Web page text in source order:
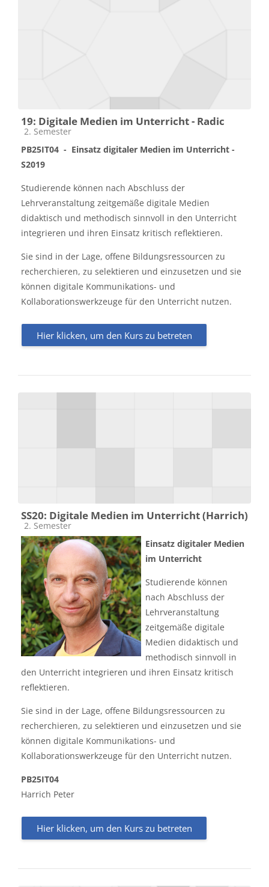
19: Digitale Medien im Unterricht - Radic
Kursbereich
2. Semester
PB25IT04 - Einsatz digitaler Medien im Unterricht -
S2019
Studierende können nach Abschluss der
Lehrveranstaltung zeitgemäße digitale Medien
didaktisch und methodisch sinnvoll in den Unterricht
integrieren und ihren Einsatz kritisch reflektieren.
Sie sind in der Lage, offene Bildungsressourcen zu
recherchieren, zu selektieren und einzusetzen und sie
können digitale Kommunikations- und
Kollaborationswerkzeuge für den Unterricht nutzen.
Hier klicken, um den Kurs zu betreten
SS20: Digitale Medien im Unterricht (Harrich)
Kursbereich
2. Semester
Einsatz digitaler Medien
im Unterricht
Studierende können
nach Abschluss der
Lehrveranstaltung
zeitgemäße digitale
Medien didaktisch und
methodisch sinnvoll in
den Unterricht integrieren und ihren Einsatz kritisch
reflektieren.
Sie sind in der Lage, offene Bildungsressourcen zu
recherchieren, zu selektieren und einzusetzen und sie
können digitale Kommunikations- und
Kollaborationswerkzeuge für den Unterricht nutzen.
PB25IT04
Harrich Peter
Hier klicken, um den Kurs zu betreten